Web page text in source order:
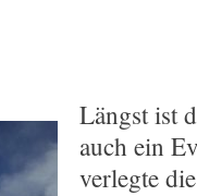
Längst ist
auch ein
verlegte